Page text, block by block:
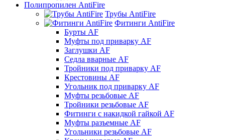
Полипропилен AntiFire
Трубы AntiFire
Фитинги AntiFire
Бурты AF
Муфты под приварку AF
Заглушки AF
Седла вварные AF
Тройники под приварку AF
Крестовины AF
Угольник под приварку AF
Муфты резьбовые AF
Тройники резьбовые AF
Фитинги с накидкой гайкой AF
Муфты разъемные AF
Угольники резьбовые AF